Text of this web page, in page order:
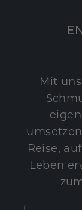
Mit
Reise,
Leben